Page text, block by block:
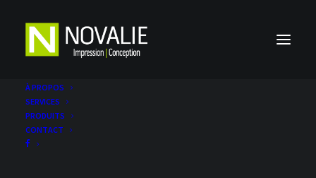
À PROPOS
SERVICES
PRODUITS
CONTACT